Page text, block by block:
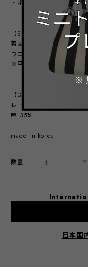
・ネイビー系
【SIZE】
着丈：88～92㎝
ウエスト：63㎝（後ゴム
※平置き実寸
【QUALITY】
レーヨン 65%
麻 35%
made in korea
数量
日本国